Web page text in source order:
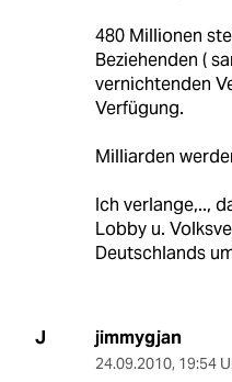
480 Millionen
Beziehenden (
vernichtenden
Verfügung.
Milliarden
Ich verlange,..,
Lobby u.
Deutschlands
J jimmygjan
24.09.2010, 19:54